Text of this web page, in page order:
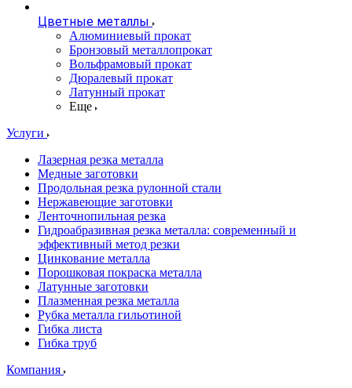
Цветные металлы
Алюминиевый прокат
Бронзовый металлопрокат
Вольфрамовый прокат
Дюралевый прокат
Латунный прокат
Еще
Услуги
Лазерная резка металла
Медные заготовки
Продольная резка рулонной стали
Нержавеющие заготовки
Ленточнопильная резка
Гидроабразивная резка металла: современный и
эффективный метод резки
Цинкование металла
Порошковая покраска металла
Латунные заготовки
Плазменная резка металла
Рубка металла гильотиной
Гибка листа
Гибка труб
Компания